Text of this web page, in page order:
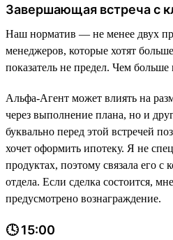
Завершающая встреча с
Наш норматив — не менее двух
менеджеров, которые хотят
показатель не предел. Чем
Альфа-Агент может влиять на
через выполнение плана, но и
буквально перед этой встречей
хочет оформить ипотеку. Я не
продуктах, поэтому связала его с
отдела. Если сделка состоится,
предусмотрено вознаграждение.
🕓 15:00